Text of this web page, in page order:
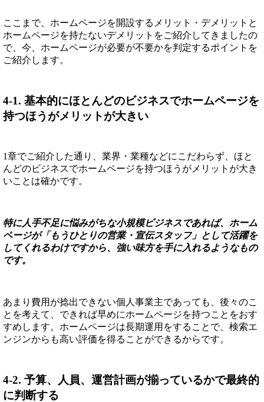
ここまで、ホームページを開設するメリット・デメリットと
ホームページを持たないデメリットをご紹介してきましたの
で、今、ホームページが必要が不要かを判定するポイントを
ご紹介します。
4-1. 基本的にほとんどのビジネスでホームページを
持つほうがメリットが大きい
1章でご紹介した通り、業界・業種などにこだわらず、ほと
んどのビジネスでホームページを持つほうがメリットが大き
いことは確かです。
特に人手不足に悩みがちな小規模ビジネスであれば、ホーム
ページが「もうひとりの営業・宣伝スタッフ」として活躍を
してくれるわけですから、強い味方を手に入れるようなもの
です。
あまり費用が捻出できない個人事業主であっても、後々のこ
とを考えて、できれば早めにホームページを持つことをおす
すめします。ホームページは長期運用をすることで、検索エ
ンジンからも高い評価を得ることができるからです。
4-2. 予算、人員、運営計画が揃っているかで最終的
に判断する